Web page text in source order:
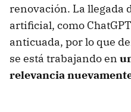
renovación. La llegada
artificial, como
anticuada, por lo que
se está trabajando en
relevancia